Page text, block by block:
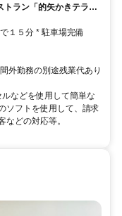
トラン「的矢かきテラ
車で１５分 * 駐車場完備
外勤務の別途残業代あり
などを使用して簡単な
ソフトを使用して、請求
などの対応等。